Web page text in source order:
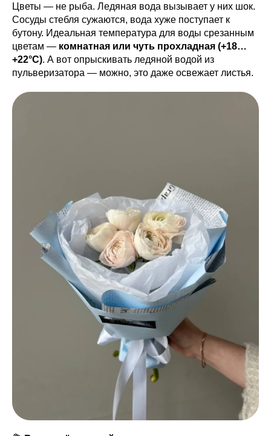
Цветы — не рыба. Ледяная вода вызывает у них шок.
Сосуды стебля сужаются, вода хуже поступает к
бутону. Идеальная температура для воды срезанным
цветам — комнатная или чуть прохладная (+18…
+22°C). А вот опрыскивать ледяной водой из
пульверизатора — можно, это даже освежает листья.